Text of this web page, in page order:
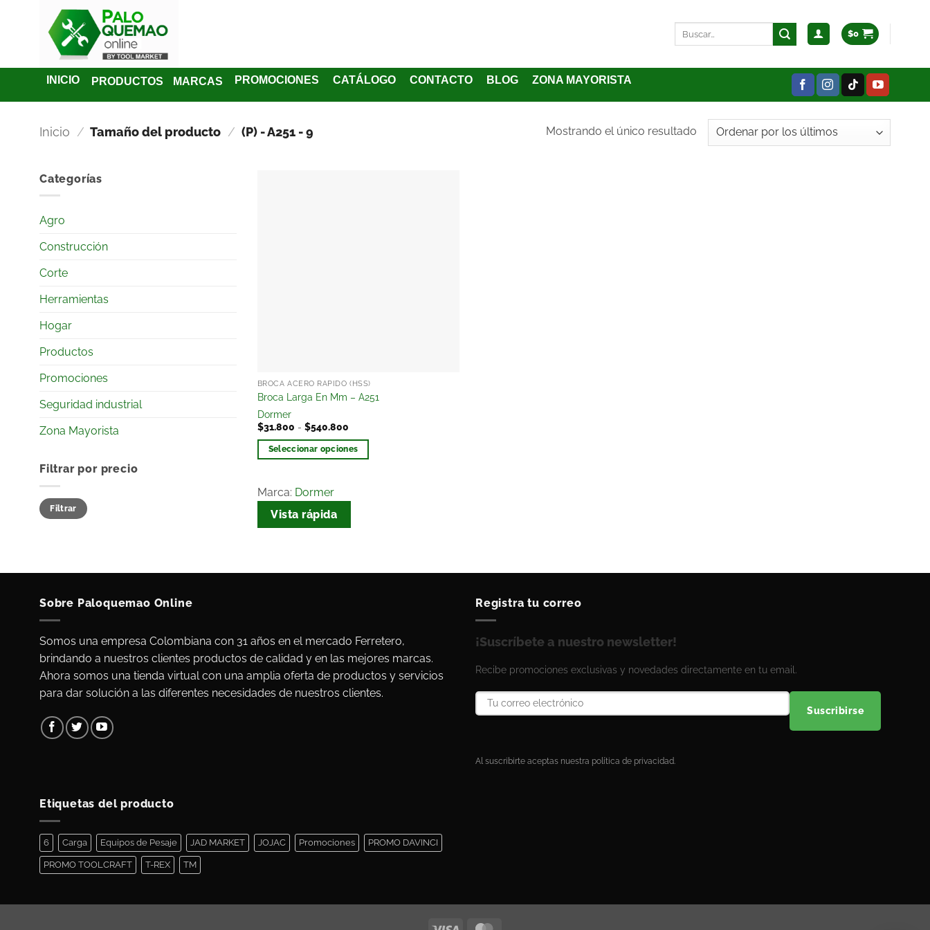
$0
INICIO PRODUCTOS MARCAS PROMOCIONES CATÁLOGO CONTACTO BLOG ZONA MAYORISTA
Inicio / Tamaño del producto / (P) - A251 - 9 Mostrando el único resultado
Categorías
Agro
Construcción
Corte
Herramientas
Hogar
Productos
Promociones
Seguridad industrial
Zona Mayorista
Filtrar por precio
Filtrar
BROCA ACERO RAPIDO (HSS)
Broca Larga En Mm – A251
Dormer
$31.800 - $540.800
Seleccionar opciones
Marca: Dormer
Vista rápida
Sobre Paloquemao Online
Somos una empresa Colombiana con 31 años en el mercado Ferretero,
brindando a nuestros clientes productos de calidad y en las mejores marcas.
Ahora somos una tienda virtual con una amplia oferta de productos y servicios
para dar solución a las diferentes necesidades de nuestros clientes.
Registra tu correo
¡Suscríbete a nuestro newsletter!
Recibe promociones exclusivas y novedades directamente en tu email.
Suscribirse
Al suscribirte aceptas nuestra política de privacidad.
Etiquetas del producto
6 Carga Equipos de Pesaje JAD MARKET JOJAC Promociones PROMO DAVINCI
PROMO TOOLCRAFT T-REX TM